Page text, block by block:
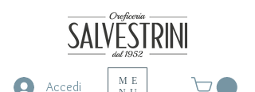
Accedi
ME